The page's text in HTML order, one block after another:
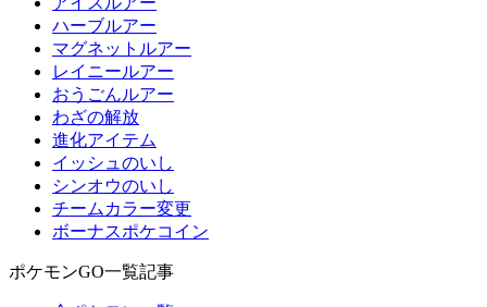
ハーブルアー
マグネットルアー
レイニールアー
おうごんルアー
わざの解放
進化アイテム
イッシュのいし
シンオウのいし
チームカラー変更
ボーナスポケコイン
ポケモンGO一覧記事